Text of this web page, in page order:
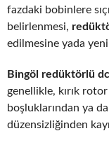
fazdaki bobinlere
belirlenmesi,
edilmesine yada
Bingöl redüktörlü
genellikle, kırık
boşluklarından ya
düzensizliğinden